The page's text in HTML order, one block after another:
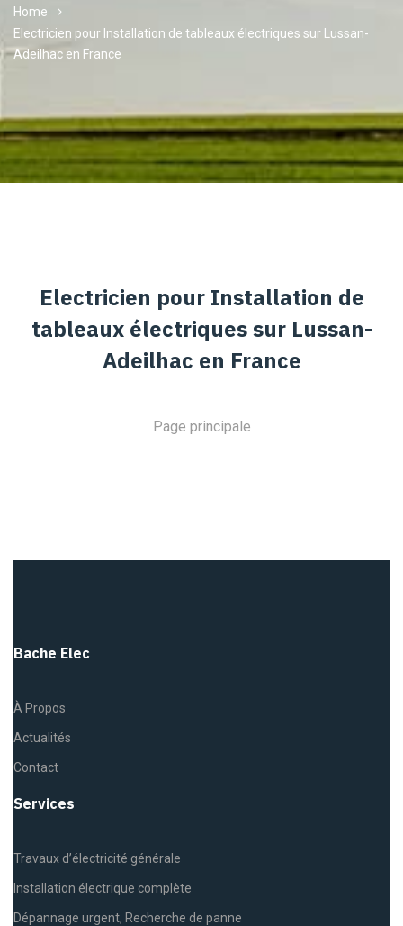
Home
Electricien pour Installation de tableaux électriques sur Lussan-
Adeilhac en France
Electricien pour Installation de
tableaux électriques sur Lussan-
Adeilhac en France
Page principale
Bache Elec
À Propos
Actualités
Contact
Services
Travaux d’électricité générale
Installation électrique complète
Dépannage urgent, Recherche de panne